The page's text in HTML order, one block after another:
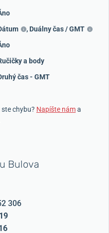
, Duálny čas / GMT
a body
čas - GMT
ste chybu? Napíšte náma
Bulova
306